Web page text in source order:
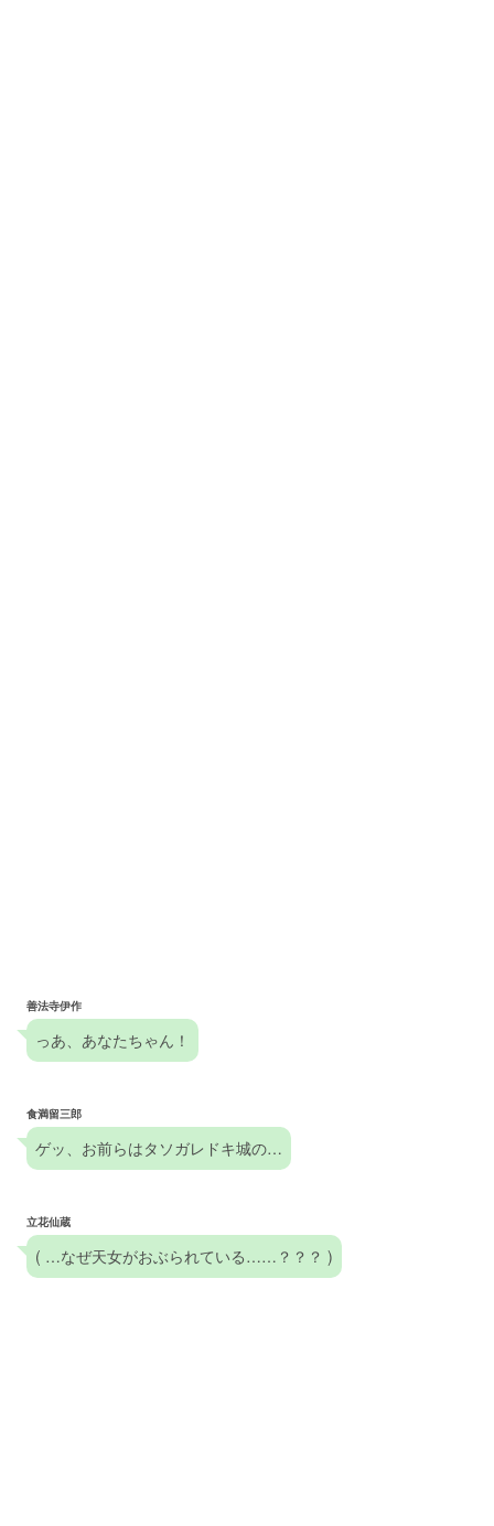
善法寺伊作
っあ、あなたちゃん！
食満留三郎
ゲッ、お前らはタソガレドキ城の…
立花仙蔵
( …なぜ天女がおぶられている……？？？ )